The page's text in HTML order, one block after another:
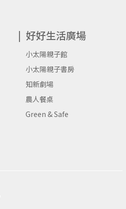
好好生活廣場
小太陽親子館
小太陽親子書房
知新劇場
農人餐桌
Green & Safe